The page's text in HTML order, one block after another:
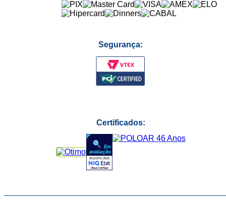
Segurança:
Certificados: